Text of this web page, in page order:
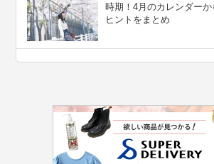
時期！4月のカレンダー
ヒントをまとめ